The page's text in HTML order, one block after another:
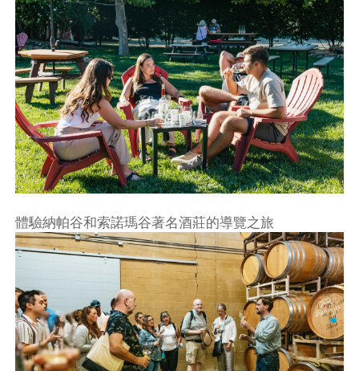
體驗納帕谷和索諾瑪谷著名酒莊的導覽之旅